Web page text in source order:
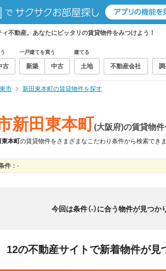
不動産。あなたにピッタリの賃貸物件をみつけよう！
古
一戸建てを買う
新築 中古
建てる
土地 不動産会社 調
市 新田東本町の賃貸物件を探す
新田東本町(大阪府)の賃貸物
東本町の賃貸物件をさまざまなこだわり条件から検索できま
件： -
今回は条件（-）に合う物件が見つか
12の不動産サイトで新着物件が見